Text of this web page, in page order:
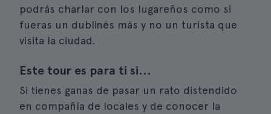
podrás charlar con los lugareños como si
fueras un dublinés más y no un turista que
visita la ciudad.
Este tour es para ti si...
Si tienes ganas de pasar un rato distendido
en compañía de locales y de conocer la